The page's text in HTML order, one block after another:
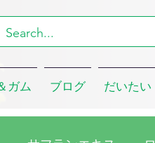
ガム ブログ だいたい